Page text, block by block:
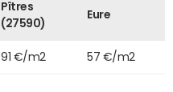
Pîtres
(27590)
Eure
91 €/m2 57 €/m2